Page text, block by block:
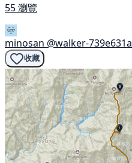
55 瀏覽
minosan @walker-739e631a
收藏